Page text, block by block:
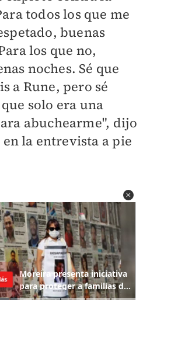
todos los que me
buenas
los que no,
noches. Sé que
a Rune, pero sé
solo era una
abuchearme", dijo
la entrevista a pie